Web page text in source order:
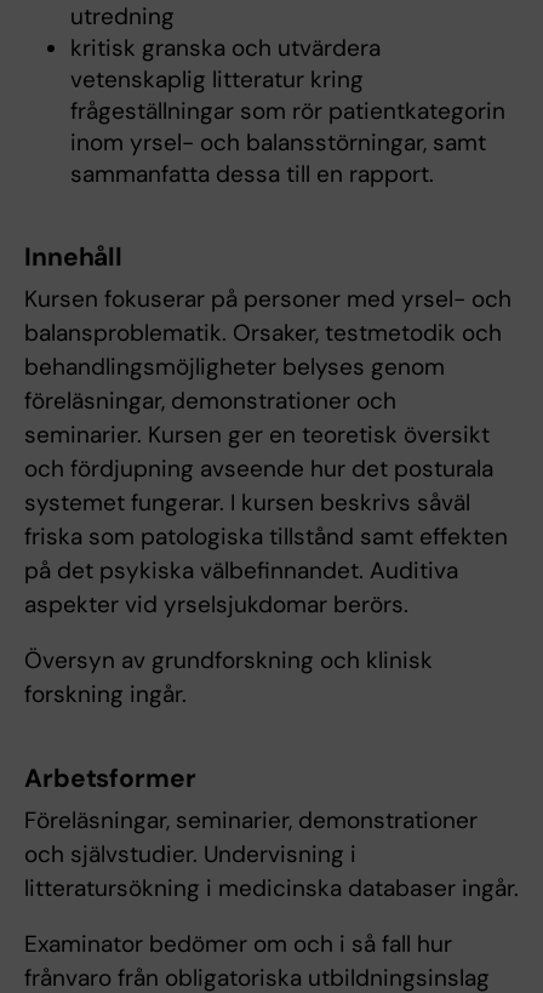
utredning
kritisk granska och utvärdera
vetenskaplig litteratur kring
frågeställningar som rör patientkategorin
inom yrsel- och balansstörningar, samt
sammanfatta dessa till en rapport.
Innehåll
Kursen fokuserar på personer med yrsel- och
balansproblematik. Orsaker, testmetodik och
behandlingsmöjligheter belyses genom
föreläsningar, demonstrationer och
seminarier. Kursen ger en teoretisk översikt
och fördjupning avseende hur det posturala
systemet fungerar. I kursen beskrivs såväl
friska som patologiska tillstånd samt effekten
på det psykiska välbefinnandet. Auditiva
aspekter vid yrselsjukdomar berörs.
Översyn av grundforskning och klinisk
forskning ingår.
Arbetsformer
Föreläsningar, seminarier, demonstrationer
och självstudier. Undervisning i
litteratursökning i medicinska databaser ingår.
Examinator bedömer om och i så fall hur
frånvaro från obligatoriska utbildningsinslag